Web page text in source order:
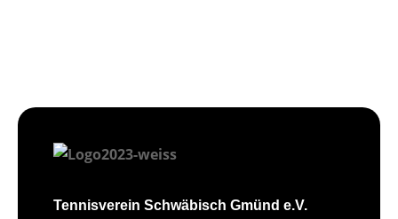
Tennisverein Schwäbisch Gmünd e.V.